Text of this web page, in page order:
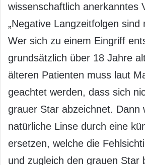
wissenschaftlich anerkanntes
„Negative Langzeitfolgen sind
Wer sich zu einem Eingriff
grundsätzlich über 18 Jahre
älteren Patienten muss laut
geachtet werden, dass sich
grauer Star abzeichnet. Dann
natürliche Linse durch eine
ersetzen, welche die
und zugleich den grauen Star